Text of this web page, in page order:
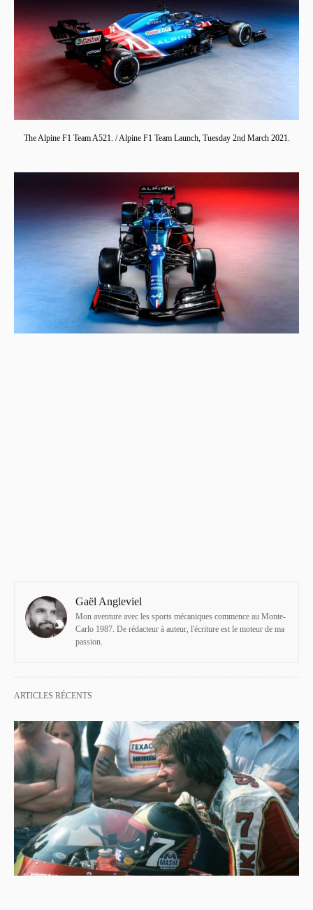
The Alpine F1 Team A521. / Alpine F1 Team Launch, Tuesday 2nd March 2021.
Gaël Angleviel
Mon aventure avec les sports mécaniques commence au Monte-
Carlo 1987. De rédacteur à auteur, l'écriture est le moteur de ma
passion.
ARTICLES RÉCENTS